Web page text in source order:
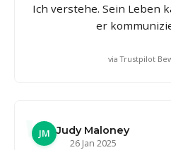
Ich verstehe. Sein Leben
er
via Trustpilot
JM Judy Maloney
26 Jan 2025